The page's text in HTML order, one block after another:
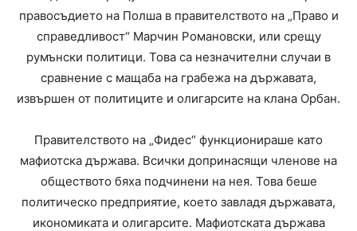
правосъдието на Полша в правителството на „Право и
справедливост“ Марчин Романовски, или срещу
румънски политици. Това са незначителни случаи в
сравнение с мащаба на грабежа на държавата,
извършен от политиците и олигарсите на клана Орбан.
Правителството на „Фидес“ функционираше като
мафиотска държава. Всички допринасящи членове на
обществото бяха подчинени на нея. Това беше
политическо предприятие, което завладя държавата,
икономиката и олигарсите. Мафиотската държава